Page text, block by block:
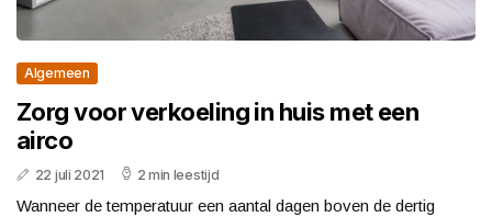
Algemeen
Zorg voor verkoeling in huis met een
airco
22 juli 2021 2 min leestijd
Wanneer de temperatuur een aantal dagen boven de dertig